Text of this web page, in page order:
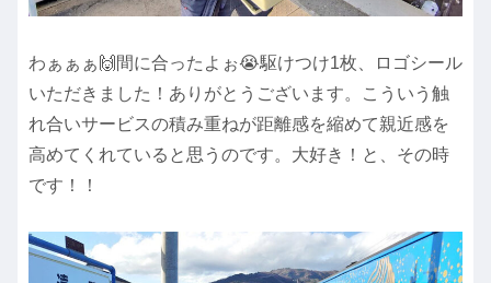
わぁぁぁ🙌間に合ったよぉ😭駆けつけ1枚、ロゴシール
いただきました！ありがとうございます。こういう触
れ合いサービスの積み重ねが距離感を縮めて親近感を
高めてくれていると思うのです。大好き！と、その時
です！！